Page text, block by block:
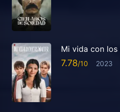
Mi vida con
7.78 2023